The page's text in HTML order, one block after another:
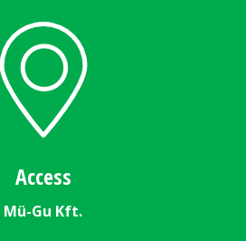
Access
Mü-Gu Kft.